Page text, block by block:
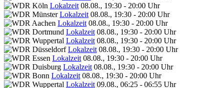
Lokalzeit 08.08., 19:30 - 20:00 Uhr
Lokalzeit 08.08., 19:30 - 20:00 Uhr
Lokalzeit 08.08., 19:30 - 20:00 Uhr
Lokalzeit 08.08., 19:30 - 20:00 Uhr
Lokalzeit 08.08., 19:30 - 20:00 Uhr
Lokalzeit 08.08., 19:30 - 20:00 Uhr
Lokalzeit 08.08., 19:30 - 20:00 Uhr
Lokalzeit 08.08., 19:30 - 20:00 Uhr
Lokalzeit 08.08., 19:30 - 20:00 Uhr
Lokalzeit 09.08., 06:25 - 06:55 Uhr